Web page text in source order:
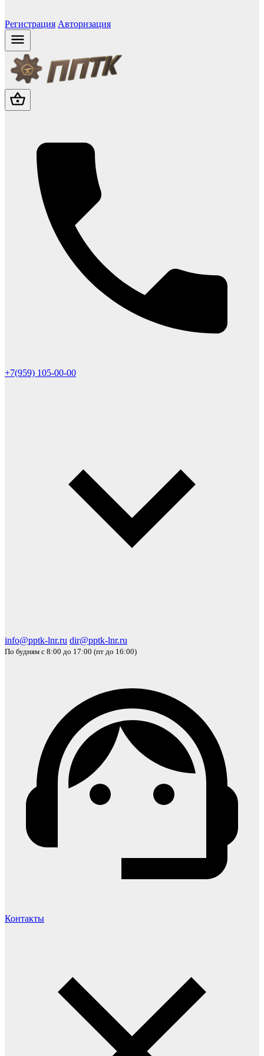
Регистрация Авторизация
+7(959) 105-00-00
info@pptk-lnr.ru dir@pptk-lnr.ru
По будням с 8:00 до 17:00 (пт до 16:00)
Контакты